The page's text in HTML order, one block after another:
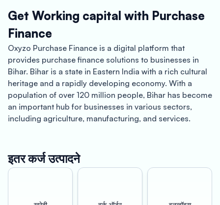
Get Working capital with Purchase
Finance
Oxyzo Purchase Finance is a digital platform that
provides purchase finance solutions to businesses in
Bihar. Bihar is a state in Eastern India with a rich cultural
heritage and a rapidly developing economy. With a
population of over 120 million people, Bihar has become
an important hub for businesses in various sectors,
including agriculture, manufacturing, and services.
Finance in Bihar is the ability to procure goods and
services at a cheaper cost. This is made possible by the
Oxyzo Purchase Finance, businesses can negotiate
इतर कर्ज उत्पादने